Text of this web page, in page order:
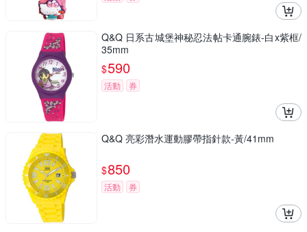
Q&Q 日系古城堡神秘忍法帖卡通腕錶-白x紫框/
35mm
$590
活動 券
Q&Q 亮彩潛水運動膠帶指針款-黃/41mm
$850
活動 券